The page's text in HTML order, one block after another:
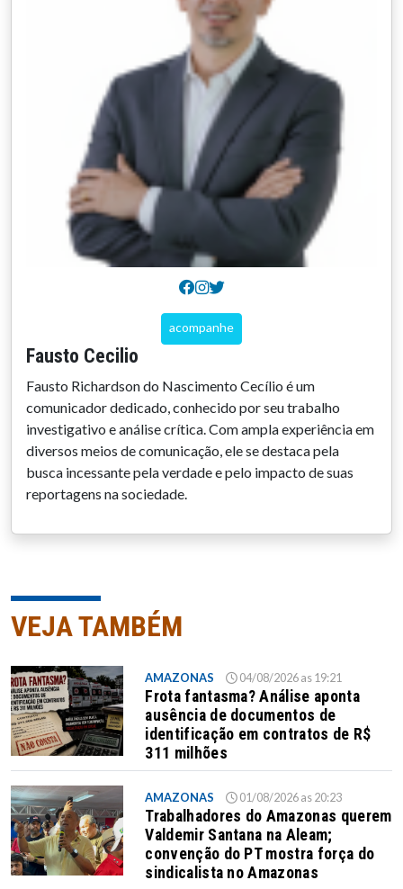
acompanhe
Fausto Cecilio
Fausto Richardson do Nascimento Cecílio é um
comunicador dedicado, conhecido por seu trabalho
investigativo e análise crítica. Com ampla experiência em
diversos meios de comunicação, ele se destaca pela
busca incessante pela verdade e pelo impacto de suas
reportagens na sociedade.
VEJA TAMBÉM
AMAZONAS 04/08/2026 as 19:21
Frota fantasma? Análise aponta
ausência de documentos de
identificação em contratos de R$
311 milhões
AMAZONAS 01/08/2026 as 20:23
Trabalhadores do Amazonas querem
Valdemir Santana na Aleam;
convenção do PT mostra força do
sindicalista no Amazonas